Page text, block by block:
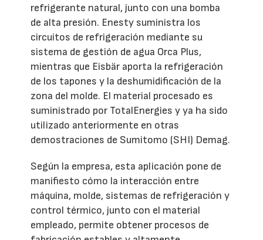
refrigerante natural, junto con una bomba
de alta presión. Enesty suministra los
circuitos de refrigeración mediante su
sistema de gestión de agua Orca Plus,
mientras que Eisbär aporta la refrigeración
de los tapones y la deshumidificación de la
zona del molde. El material procesado es
suministrado por TotalEnergies y ya ha sido
utilizado anteriormente en otras
demostraciones de Sumitomo (SHI) Demag.
Según la empresa, esta aplicación pone de
manifiesto cómo la interacción entre
máquina, molde, sistemas de refrigeración y
control térmico, junto con el material
empleado, permite obtener procesos de